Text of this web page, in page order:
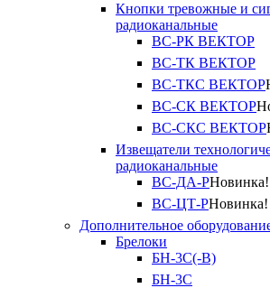
Кнопки тревожные и
радиоканальные
ВС-РК ВЕКТОР
ВС-ТК ВЕКТОР
ВС-ТКС ВЕКТОР
ВС-СК ВЕКТОР
ВС-СКС ВЕКТОР
Извещатели
радиоканальные
ВС-ДА-РНовинка!
ВС-ЦТ-РНовинка!
Дополнительное
Брелоки
БН-3С(-В)
БН-3С